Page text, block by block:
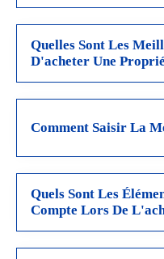
Quelles Sont Les
D'acheter Une
Comment Saisir La
Quels Sont Les
Compte Lors De